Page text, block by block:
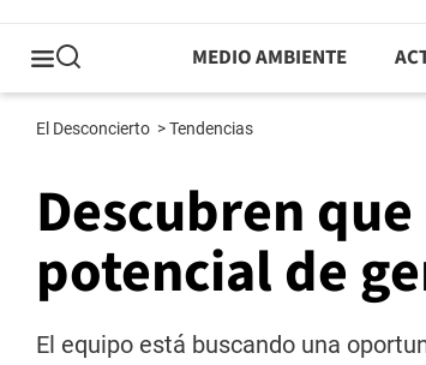
MEDIO AMBIENTE
El Desconcierto >Tendencias
Descubren
potencial de
El equipo está buscando una